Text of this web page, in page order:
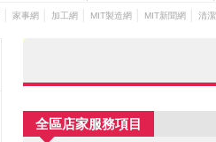
家事網 加工網 MIT製造網 MIT新聞網 清
全區店家服務項目